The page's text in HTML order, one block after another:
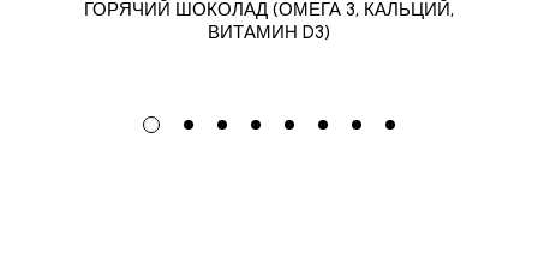
ГОРЯЧИЙ ШОКОЛАД (ОМЕГА 3, КАЛЬЦИЙ,
ВИТАМИН D3)